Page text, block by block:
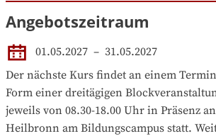
Angebotszeitraum
01.05.2027 – 31.05.2027
Der nächste Kurs findet an einem
Form einer dreitägigen
jeweils von 08.30-18.00 Uhr in Präsenz
Heilbronn am Bildungscampus statt.